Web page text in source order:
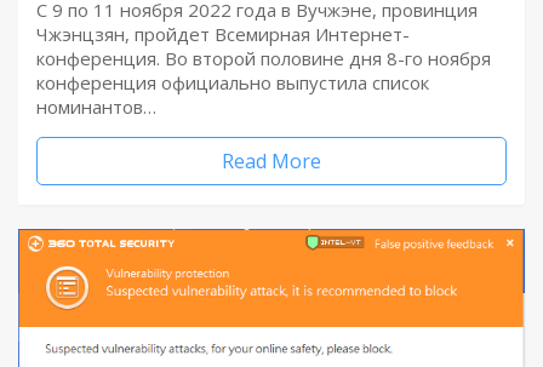
С 9 по 11 ноября 2022 года в Вучжэне, провинция
Чжэнцзян, пройдет Всемирная Интернет-
конференция. Во второй половине дня 8-го ноября
конференция официально выпустила список
номинантов…
Read More